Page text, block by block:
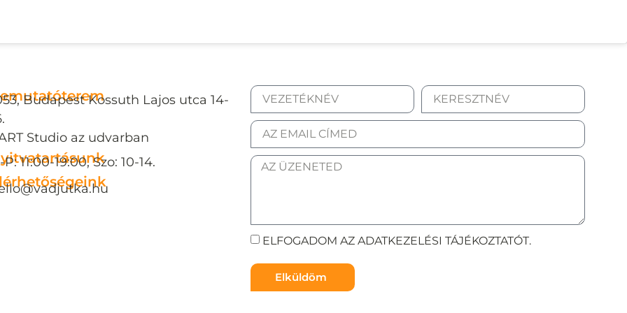
Budapest Kossuth Lajos utca 14-
Studio az udvarban
P: 11:00-19:00, Szo: 10-14.
ELFOGADOM AZ ADATKEZELÉSI TÁJÉKOZTATÓT.
Elküldöm